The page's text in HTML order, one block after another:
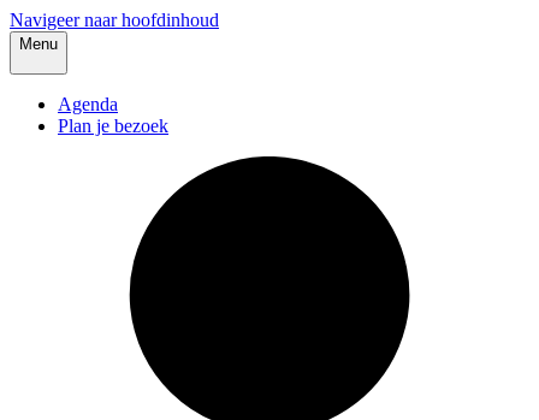
Navigeer naar hoofdinhoud
Menu
Agenda
Plan je bezoek